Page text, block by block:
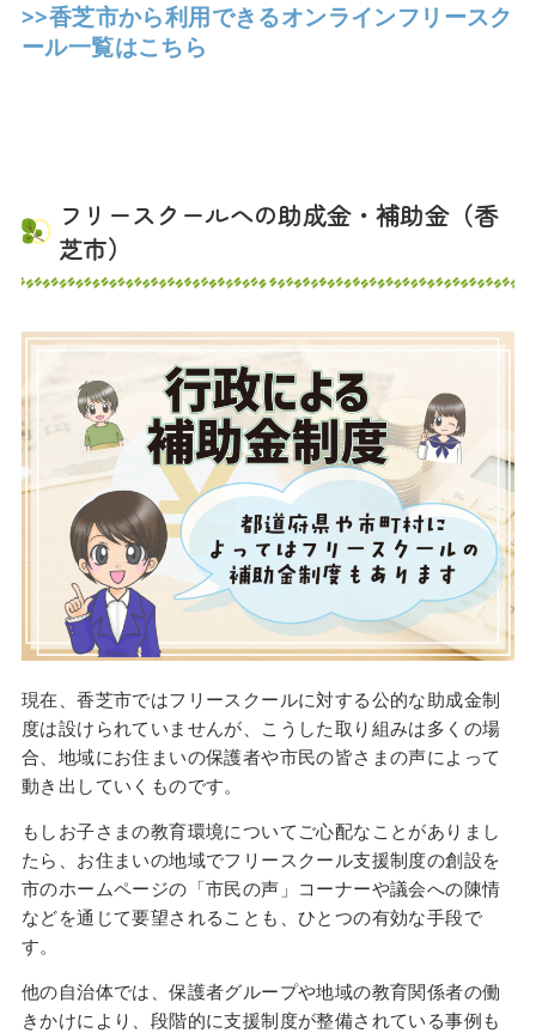
>>香芝市から利用できるオンラインフリースク
ール一覧はこちら
フリースクールへの助成金・補助金（香
芝市）
現在、香芝市ではフリースクールに対する公的な助成金制
度は設けられていませんが、こうした取り組みは多くの場
合、地域にお住まいの保護者や市民の皆さまの声によって
動き出していくものです。
もしお子さまの教育環境についてご心配なことがありまし
たら、お住まいの地域でフリースクール支援制度の創設を
市のホームページの「市民の声」コーナーや議会への陳情
などを通じて要望されることも、ひとつの有効な手段で
す。
他の自治体では、保護者グループや地域の教育関係者の働
きかけにより、段階的に支援制度が整備されている事例も